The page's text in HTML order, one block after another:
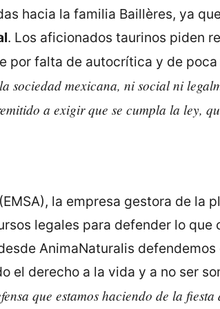
hacia la familia Baillères, ya
. Los aficionados taurinos piden
por falta de autocrítica y de
sociedad mexicana, ni social ni
a exigir que se cumpla la ley,
la empresa gestora de la
legales para defender lo que
AnimaNaturalis
el derecho a la vida y a no ser
que estamos haciendo de la